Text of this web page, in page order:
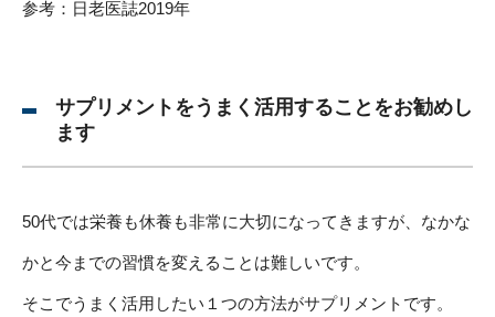
参考：日老医誌2019年
サプリメントをうまく活用することをお勧めし
ます
50代では栄養も休養も非常に大切になってきますが、なかな
かと今までの習慣を変えることは難しいです。
そこでうまく活用したい１つの方法がサプリメントです。